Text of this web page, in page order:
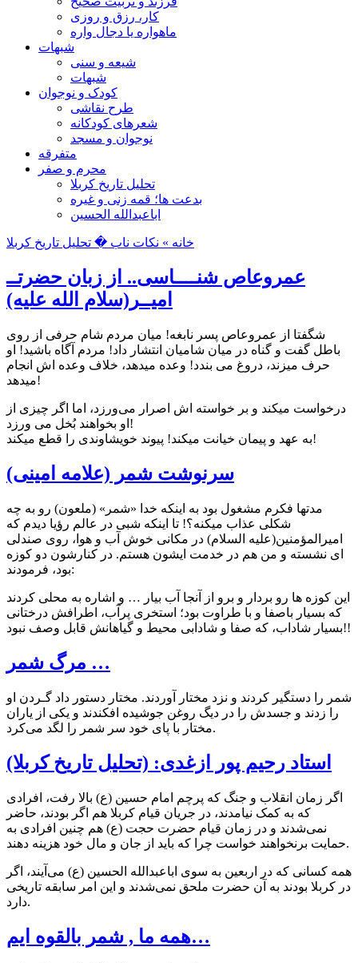
کار، رزق و روزی
ماهواره یا دجال واره
شبهات
شیعه و سنی
شبهات
کودک و نوجوان
طرح نقاشی
شعرهای کودکانه
نوجوان و مسجد
متفرقه
محرم و صفر
تحلیل تاریخ کربلا
بدعت ها؛ قمه زنی و غیره
اباعبدالله الحسین
خانه » نکات ناب � تحلیل تاریخ کربلا
عمروعاص شنــــاسی.. از زبان حضرتــ
امیــر(سلام الله علیه)
شگفتا از عمروعاص پسر نابغه! ميان مردم شام حرفی از روی
باطل گفت و گناه در ميان شاميان انتشار داد! مردم آگاه باشيد! او
حرف ميزند، دروغ می بندد! وعده میدهد، خلاف وعده اش انجام
میدهد!
درخواست ميكند و بر خواسته اش اصرار می‌ورزد، اما اگر چيزی از
او بخواهند بُخل می ورزد!
به عهد و پیمان خيانت ميكند! پيوند خويشاوندی را قطع ميکند!
سرنوشت شمر (علامه امینی)
مدتها فکرم مشغول بود به اینکه خدا «شمر» (ملعون) رو به چه
شکلی عذاب میکنه؟! تا اینکه شبی در عالم رؤیا دیدم که
امیرالمؤمنین(علیه السلام) در مکانی خوش آب و هوا، روی صندلی
ای نشسته و من هم در خدمت ایشون هستم. در کنارشون دو کوزه
بود، فرمودند:
این کوزه ها رو بردار و برو از آنجا آب بیار … و اشاره به محلی کردند
که بسیار باصفا و با طراوت بود؛ استخری پرآب، اطرافش درختانی
بسیار شاداب، که صفا و شادابی محیط و گیاهانش قابل وصف نبود!!
مرگ شمر …
شمر را دستگیر كردند و نزد مختار آوردند. مختار دستور داد گـردن او
را زدند و جسدش را در دیگ روغن جوشیده افكندند و یكى از یاران
مختار با پاى خود سر شمر را لگد مى‌كرد.
استاد رحیم پور ازغدی: (تحلیل تاریخ کربلا)
اگر زمان انقلاب و جنگ که پرچم امام حسین (ع) بالا رفت، افرادی
که به کمک نیامدند، در جریان قیام کربلا هم اگر بودند، حاضر
نمی‌شدند و در زمان قیام حضرت حجت (ع) هم چنین افرادی به
حمایت برنخواهند خواست چرا که باید از جان و مال خود هزینه دهند.
همه کسانی که در اربعین به سوی اباعبدالله الحسین (ع) می‌آیند، اگر
در کربلا بودند به آن حضرت ملحق نمی‌شدند و این امر سابقه تاریخی
دارد.
همه ما , شمر بالقوه ایم…